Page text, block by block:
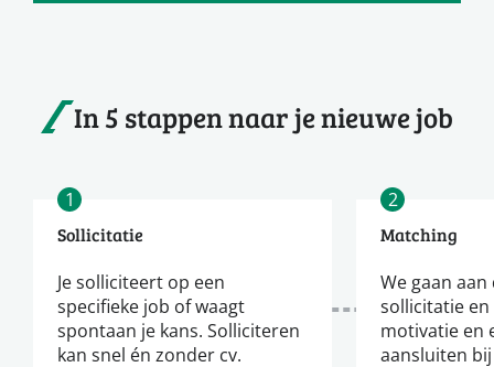
In 5 stappen naar je nieuwe job
1
Sollicitatie
Je solliciteert op een
specifieke job of waagt
spontaan je kans. Solliciteren
kan snel én zonder cv.
2
Matching
We gaan
sollicitatie
motivatie en
aansluiten